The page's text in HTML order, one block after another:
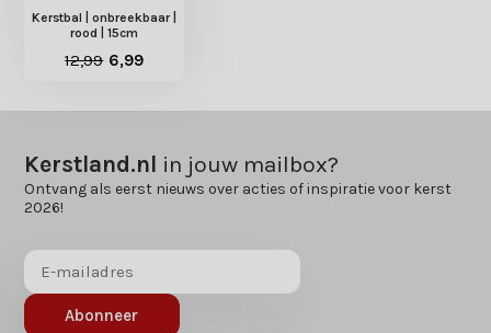
Kerstbal | onbreekbaar |
rood | 15cm
12,99 6,99
Kerstland.nl in jouw mailbox?
Ontvang als eerst nieuws over acties of inspiratie voor kerst
2026!
Abonneer